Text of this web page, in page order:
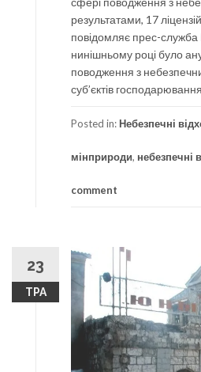
результатами, 17
повідомляє прес-
нинішньому році було
поводження з
суб’єктів
Posted in: Небезпечні
мінприроди, небезпечні
comment
23
ТРА